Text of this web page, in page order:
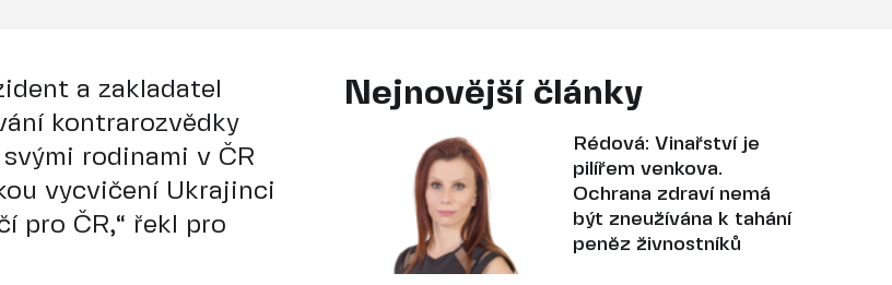
a zakladatel
kontrarozvědky
rodinami v ČR
vycvičení Ukrajinci
pro ČR,“ řekl pro
Nejnovější články
Rédová: Vinařství je
pilířem venkova.
Ochrana zdraví nemá
být zneužívána k tahání
peněz živnostníků